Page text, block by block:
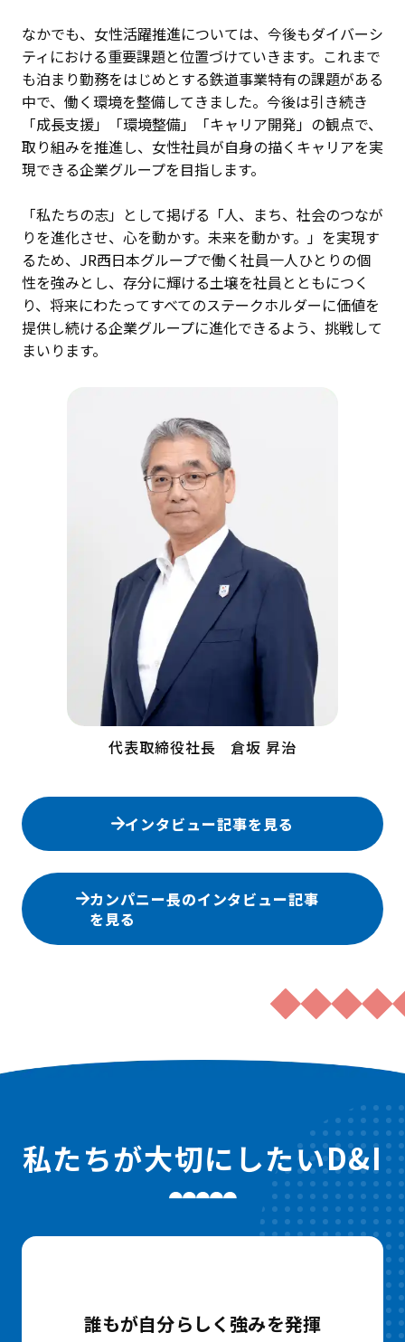
なかでも、女性活躍推進については、今後もダイバーシ
ティにおける重要課題と位置づけていきます。これまで
も泊まり勤務をはじめとする鉄道事業特有の課題がある
中で、働く環境を整備してきました。今後は引き続き
「成長支援」「環境整備」「キャリア開発」の観点で、
取り組みを推進し、女性社員が自身の描くキャリアを実
現できる企業グループを目指します。
「私たちの志」として掲げる「人、まち、社会のつなが
りを進化させ、心を動かす。未来を動かす。」を実現す
るため、JR西日本グループで働く社員一人ひとりの個
性を強みとし、存分に輝ける土壌を社員とともにつく
り、将来にわたってすべてのステークホルダーに価値を
提供し続ける企業グループに進化できるよう、挑戦して
まいります。
代表取締役社長 倉坂 昇治
インタビュー記事を見る
カンパニー長のインタビュー記事
を見る
私たちが大切にしたいD&I
誰もが自分らしく強みを発揮